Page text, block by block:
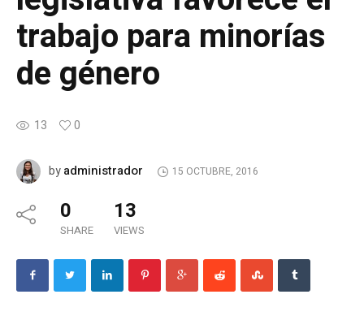
trabajo para minorías
de género
13 0
byadministrador 15 OCTUBRE, 2016
0
SHARE
13
VIEWS